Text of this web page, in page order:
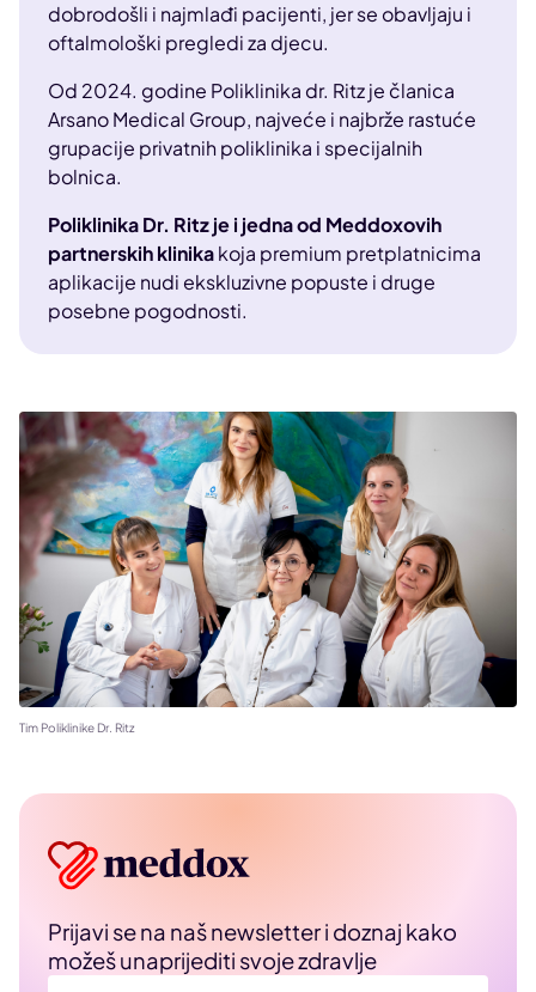
dobrodošli i najmlađi pacijenti, jer se obavljaju i
oftalmološki pregledi za djecu.
Od 2024. godine Poliklinika dr. Ritz je članica
Arsano Medical Group, najveće i najbrže rastuće
grupacije privatnih poliklinika i specijalnih
bolnica.
Poliklinika Dr. Ritz je i jedna od Meddoxovih
partnerskih klinikakoja premium pretplatnicima
aplikacije nudi ekskluzivne popuste i druge
posebne pogodnosti.
Tim Poliklinike Dr. Ritz
Prijavi se na naš newsletter i doznaj kako
možeš unaprijediti svoje zdravlje